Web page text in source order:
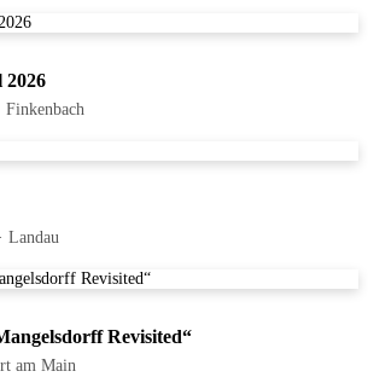
2026
Finkenbach
Landau
Revisited“
am Main